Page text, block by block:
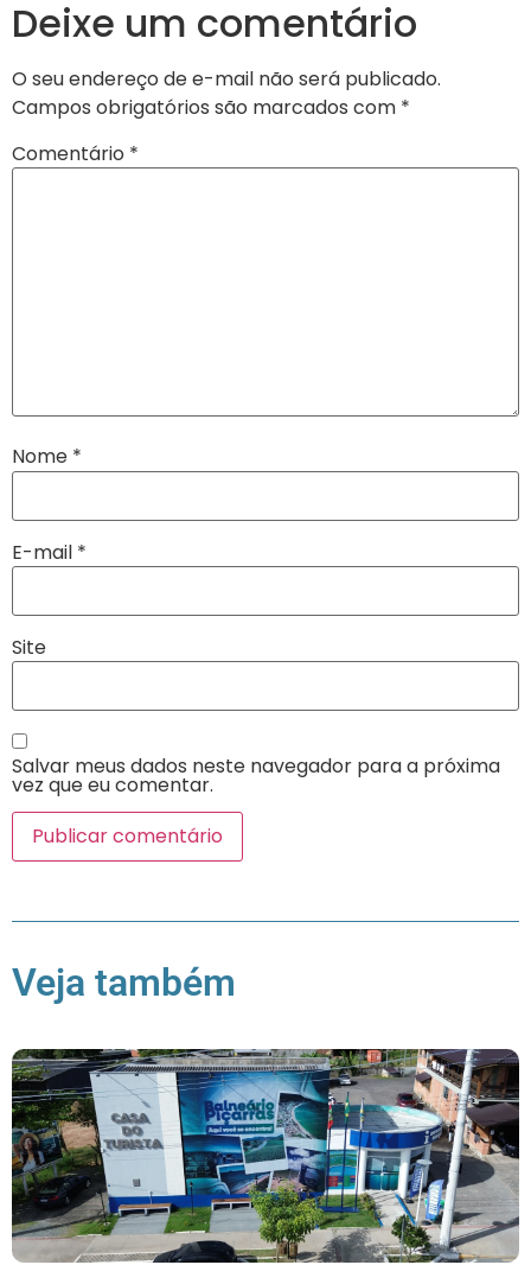
Deixe um comentário
O seu endereço de e-mail não será publicado.
Campos obrigatórios são marcados com *
Comentário *
Nome *
E-mail *
Site
Salvar meus dados neste navegador para a próxima
vez que eu comentar.
Veja também